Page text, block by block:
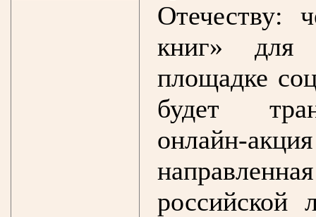
Отечеству:
книг» для
площадке
будет
онлайн-
российской